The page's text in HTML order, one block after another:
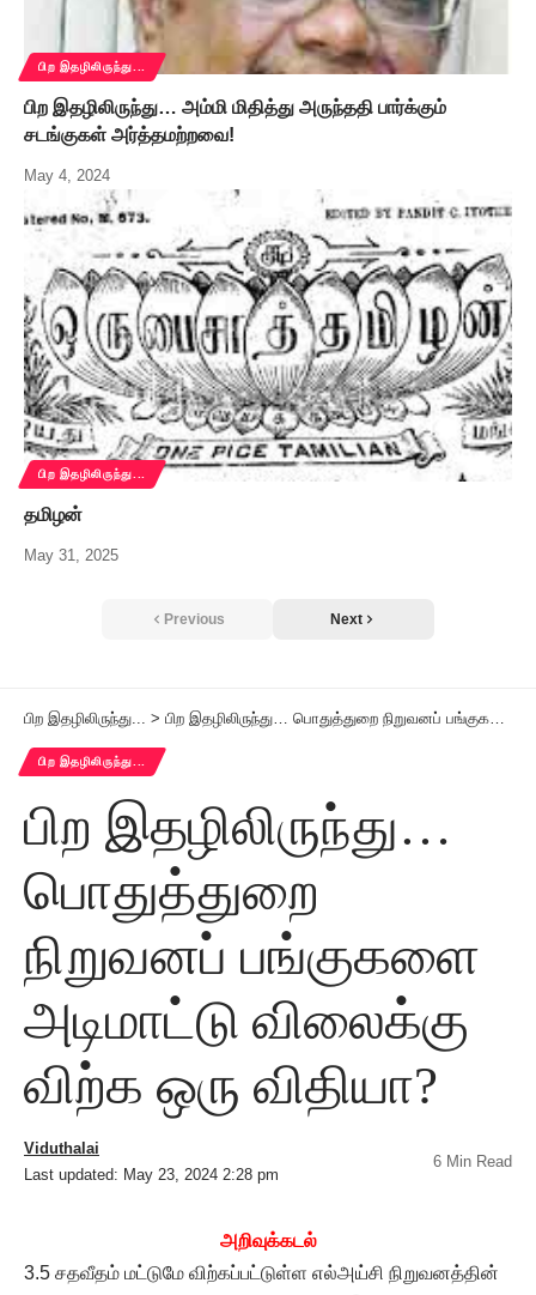
பிற இதழிலிருந்து...
பிற இதழிலிருந்து… அம்மி மிதித்து அருந்ததி பார்க்கும்
சடங்குகள் அர்த்தமற்றவை!
May 4, 2024
பிற இதழிலிருந்து...
தமிழன்
May 31, 2025
Previous Next
பிற இதழிலிருந்து... > பிற இதழிலிருந்து… பொதுத்துறை நிறுவனப் பங்குகளை அடிமாட்டு விலைக்கு விற்க ஒரு விதியா?
பிற இதழிலிருந்து...
பிற இதழிலிருந்து…
பொதுத்துறை
நிறுவனப் பங்குகளை
அடிமாட்டு விலைக்கு
விற்க ஒரு விதியா?
Last updated: May 23, 2024 2:28 pm
Viduthalai
6 Min Read
அறிவுக்கடல்
3.5 சதவீதம் மட்டுமே விற்கப்பட்டுள்ள எல்அய்சி நிறுவனத்தின்